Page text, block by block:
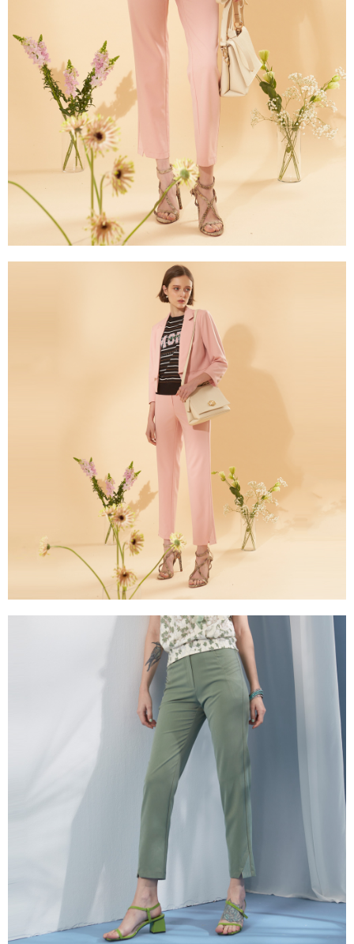
2.透過簡訊連結打開帳單後，可選擇「超商條碼／台灣大直營門市／銀行轉
帳／街口支付／iPASS MONEY」等通路繳費。
【注意事項】
1.本服務係由「台灣大哥大股份有限公司」（以下簡稱本公司）所提供，讓
用戶於交易時，得透過本服務購買商品或服務，並由商店將買賣／分期付款
買賣價金債權讓與本公司後，依約使用本公司帳單繳交帳款。
2.基於同意付款使用「大哥付你分期」之契約關係目的，商店將以您的個人
資料（包含姓名、電話或地址）提供予台灣大哥大進項蒐集、處理及利用，
由本公司與您本人進行分期帳單所需資料之確認、核對及更正。
3.完整用戶服務條款，請詳閱以下連結：https://oppay.tw/userRule
１．於結帳方式選擇「AFTEE先享後付」後，將跳轉至「AFTEE先享後付」
結帳頁面，進行簡訊認證並確認金額後，即可完成結帳。
２．訂單成立數日內，您將收到繳費通知簡訊。
３．收到繳費通知簡訊後14天內，點擊此簡訊中的連結，可透過四大超商／
ATM／網路銀行／等多元方式進行付款，方視為交易完成。
※ 請注意：結帳手續完成當下不需立刻繳費，但若您需要取消訂單，請聯絡
購買商品的店家。未經商家同意取消之訂單仍視為有效，需透過AFTEE先享
後付繳納相關費用。
※ 交易是否成功請以「AFTEE先享後付 」之結帳頁面顯示為準，若有關於
是否繳費成功／繳費後需取消欲退款等相關疑問，請聯繫「AFTEE先享後付
客戶支援中心」https://netprotections.freshdesk.com/support/home
１．透過由恩沛科技股份有限公司提供之「AFTEE先享後付」服務完成之交
易，需依本服務之必要範圍內提供個人資料，並將交易相關給付款項請求債
權轉讓予恩沛科技股份有限公司。
２．關於個人資料處理事宜，請瀏覽以下網址：
https://aftee.tw/terms/#terms3
３．未成年的使用者請事先徵得法定代理人或監護人之同意方可使用
「AFTEE先享後付」，若未經同意申辦者引起之損失，本公司不負相關責
４．使用「AFTEE先享後付」時，將依據個別帳號之用戶狀況，依本公司即
時審查核予不同之上限額度；若仍有額度不足之情形，本公司將視審查結果
５．嚴禁一人註冊多個帳號或使用他人資訊註冊。若發現惡意使用之情形，
恩沛科技股份有限公司將有權停止該用戶之使用額度並採取法律行動。
每筆NT$120，滿NT$2,000(含以上)免運費
每筆NT$120，滿NT$2,000(含以上)免運費